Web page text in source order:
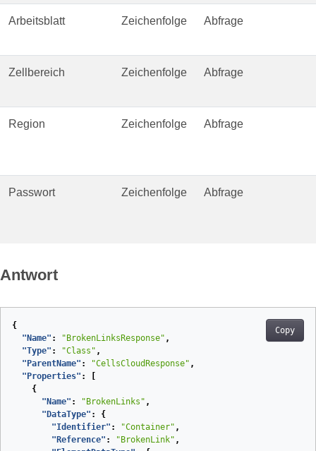
Arbeitsblatt Zeichenfolge Abfrage
Zellbereich Zeichenfolge Abfrage
Region Zeichenfolge Abfrage
Passwort Zeichenfolge Abfrage
Antwort
Copy
{
"Name" : "BrokenLinksResponse" ,
"Type" : "Class" ,
"ParentName" : "CellsCloudResponse" ,
"Properties" :
{
"Name" : "BrokenLinks" ,
"DataType" :
{
"Identifier" : "Container" ,
"Reference" : "BrokenLink" ,